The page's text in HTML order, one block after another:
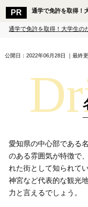
通学で免許を取得！
通学で免許を取得！大学生の
公開日：2022年06月28日 ｜最終
愛知県の中心部である
のある雰囲気が特徴で
れた街として知られて
神宮など代表的な観光
力と言えるでしょう。